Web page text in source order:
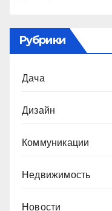
Рубрики
Дача
Дизайн
Коммуникации
Недвижимость
Новости